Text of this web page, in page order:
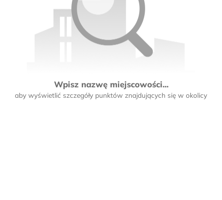
Wpisz nazwę miejscowości...
aby wyświetlić szczegóły punktów znajdujących się w okolicy